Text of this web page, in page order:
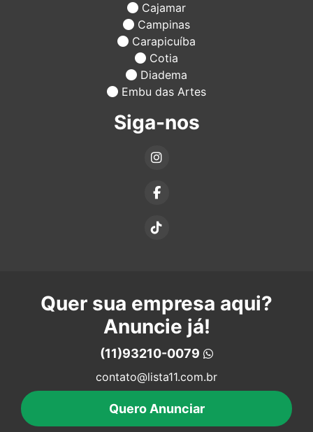
Cajamar
Campinas
Carapicuíba
Cotia
Diadema
Embu das Artes
Siga-nos
Quer sua empresa aqui?
Anuncie já!
(11)93210-0079
contato@lista11.com.br
Quero Anunciar